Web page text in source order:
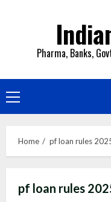
Pharma, Banks,
Primary
Menu
Home pf loan rules
pf loan rules